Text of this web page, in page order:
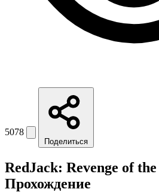
5078
Поделиться
RedJack: Revenge of
Прохождение